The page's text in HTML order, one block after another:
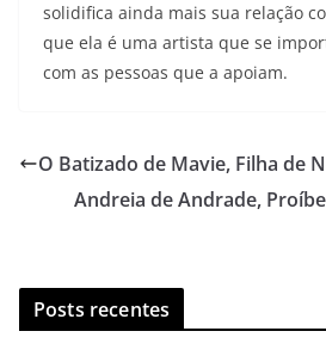
solidifica ainda mais sua relação
que ela é uma artista que se
com as pessoas que a apoiam.
O Batizado de Mavie, Filha de
Andreia de Andrade,
Posts recentes